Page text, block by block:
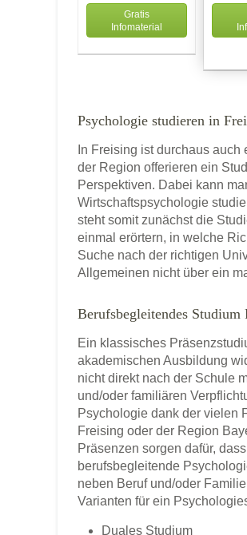
Gratis
Infomaterial
Psychologie studieren in
In Freising ist durchaus
der Region offerieren ein
Perspektiven. Dabei kann
Wirtschaftspsychologie
steht somit zunächst die
einmal erörtern, in welche
Suche nach der richtigen
Allgemeinen nicht über ein
Berufsbegleitendes
Ein klassisches
akademischen Ausbildung
nicht direkt nach der Schule
und/oder familiären
Psychologie dank der vielen
Freising oder der Region
Präsenzen sorgen dafür,
berufsbegleitende
neben Beruf und/oder
Varianten für ein
Duales Studium